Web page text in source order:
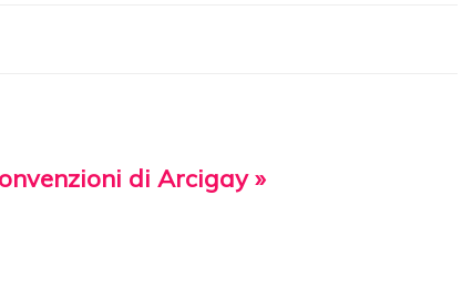
di Arcigay »